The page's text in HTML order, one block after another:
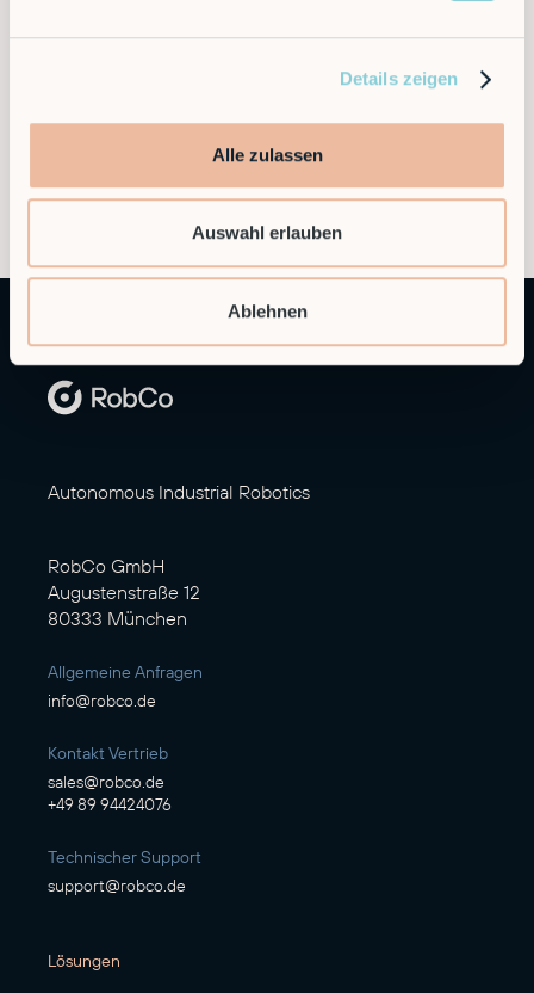
Details zeigen
Alle zulassen
Auswahl erlauben
Ablehnen
im globalen Wettbewerb zu bestehen.
Autonomous Industrial Robotics
RobCo GmbH
Augustenstraße 12
80333 München
Allgemeine Anfragen
info@robco.de
Kontakt Vertrieb
sales@robco.de
+49 89 94424076
Technischer Support
support@robco.de
Lösungen